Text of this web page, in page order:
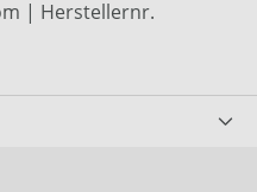
| Herstellernr.